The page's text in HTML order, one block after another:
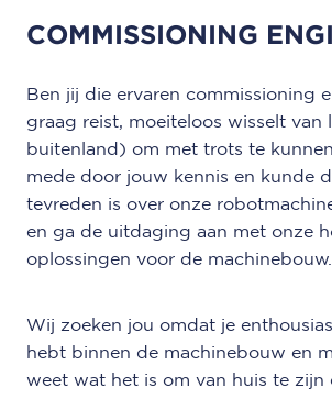
COMMISSIONING
Ben jij die ervaren commissioning
graag reist, moeiteloos wisselt van
buitenland) om met trots te
mede door jouw kennis en kunde
tevreden is over onze
en ga de uitdaging aan met onze
oplossingen voor de machinebouw.
Wij zoeken jou omdat je
hebt binnen de machinebouw en
weet wat het is om van huis te zijn